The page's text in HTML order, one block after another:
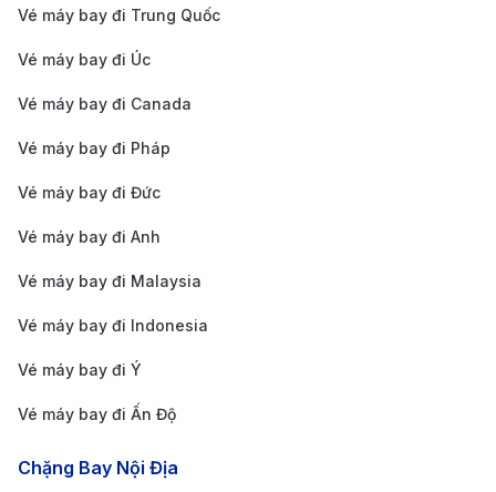
nhất, bạn nên đặt vé trước ít nhất 1-2 tháng. Các
chuyến bay vào giữa tuần (Thứ Ba - Thứ Năm)
đãi hơn.
Theo dõi khuyến mãi từ các hãng hàng không:
Các hãng hàng không như Vietnam Airlines, Qatar
ký nhận thông báo từ hãng bay hoặc theo dõi các
nền tảng đặt vé trực tuyến để cập nhật ưu đãi đặc
biệt nhanh chóng.
có chuyến bay thẳng từ TP.HCM đến Pau, vì vậy
Vé máy bay đi Trung Quốc
Vé máy bay đi Úc
Vé máy bay đi Canada
Vé máy bay đi Pháp
Vé máy bay đi Đức
Vé máy bay đi Anh
Vé máy bay đi Malaysia
Vé máy bay đi Indonesia
Vé máy bay đi Ý
Vé máy bay đi Ấn Độ
Chặng Bay Nội Địa